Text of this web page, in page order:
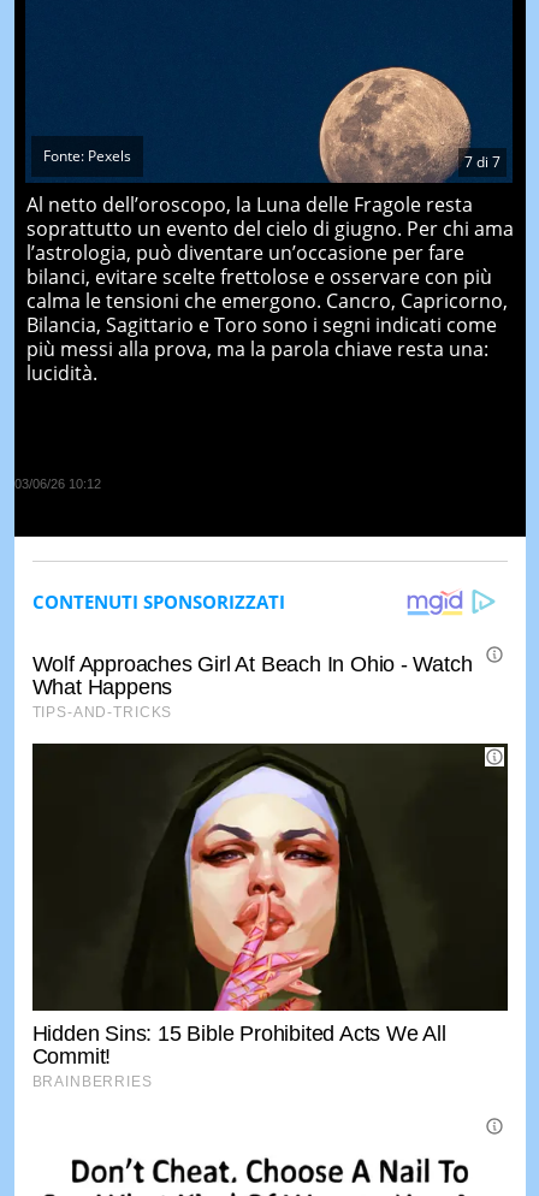
7di 7
Fonte: Pexels
Al netto dell’oroscopo, la Luna delle Fragole resta
soprattutto un evento del cielo di giugno. Per chi ama
l’astrologia, può diventare un’occasione per fare
bilanci, evitare scelte frettolose e osservare con più
calma le tensioni che emergono. Cancro, Capricorno,
Bilancia, Sagittario e Toro sono i segni indicati come
più messi alla prova, ma la parola chiave resta una:
lucidità.
03/06/26 10:12